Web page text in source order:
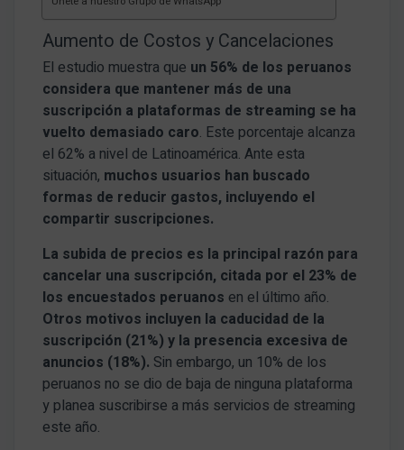
Aumento de Costos y Cancelaciones
El estudio muestra que un 56% de los peruanos
considera que mantener más de una
suscripción a plataformas de streaming se ha
vuelto demasiado caro. Este porcentaje alcanza
el 62% a nivel de Latinoamérica. Ante esta
situación, muchos usuarios han buscado
formas de reducir gastos, incluyendo el
compartir suscripciones.
La subida de precios es la principal razón para
cancelar una suscripción, citada por el 23% de
los encuestados peruanos en el último año.
Otros motivos incluyen la caducidad de la
suscripción (21%) y la presencia excesiva de
anuncios (18%). Sin embargo, un 10% de los
peruanos no se dio de baja de ninguna plataforma
y planea suscribirse a más servicios de streaming
este año.